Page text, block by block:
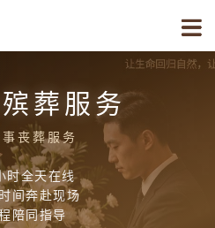
葬服务
丧葬服务
时全天在线
间奔赴现场
陪同指导